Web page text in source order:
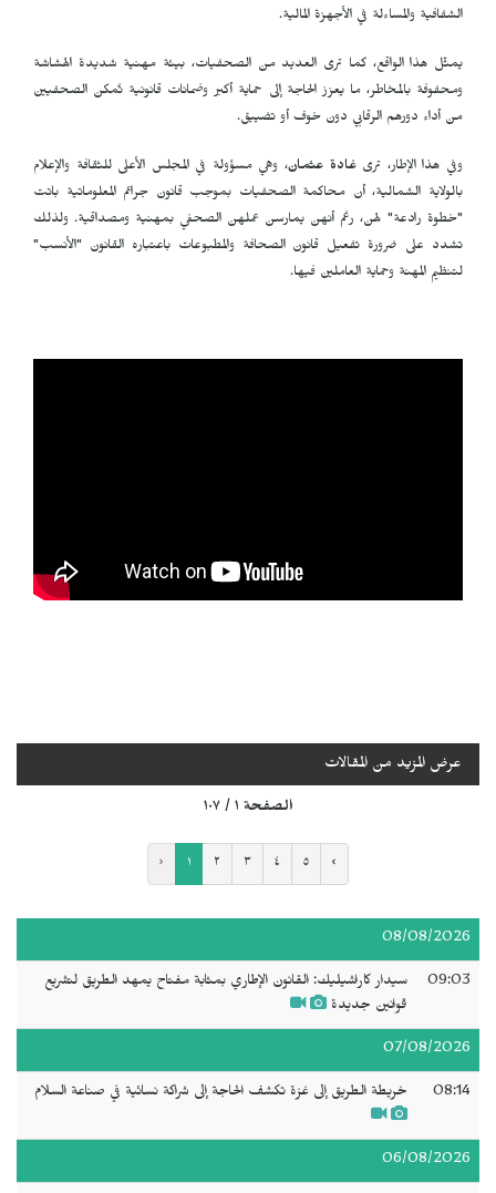
الشفافية والمساءلة في الأجهزة المالية.
يمثّل هذا الواقع، كما ترى العديد من الصحفيات، بيئة مهنية شديدة الهشاشة
ومحفوفة بالمخاطر، ما يعزز الحاجة إلى حماية أكبر وضمانات قانونية تُمكن الصحفيين
من أداء دورهم الرقابي دون خوف أو تضييق.
وفي هذا الإطار، ترىغادة عثمان، وهي مسؤولة في المجلس الأعلى للثقافة والإعلام
بالولاية الشمالية، أن محاكمة الصحفيات بموجب قانون جرائم المعلوماتية باتت
"خطوة رادعة" لهن، رغم أنهن يمارسن عملهن الصحفي بمهنية ومصداقية. ولذلك
تشدد على ضرورة تفعيل قانون الصحافة والمطبوعات باعتباره القانون "الأنسب"
لتنظيم المهنة وحماية العاملين فيها.
عرض المزيد من المقالات
الصفحة ١ / ١٠٧
‹ ١ ٢ ٣ ٤ ٥ ›
08/08/2026
09:03
سيدار كاراشيليك: القانون الإطاري بمثابة مفتاح يمهد الطريق لتشريع
قوانين جديدة
07/08/2026
08:14 خريطة الطريق إلى غزة تكشف الحاجة إلى شراكة نسائية في صناعة السلام
06/08/2026